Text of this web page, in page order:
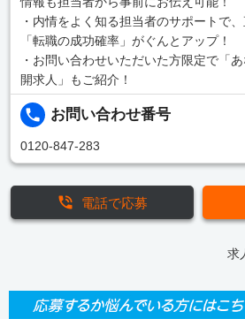
・内情をよく知る担当者のサポートで
「転職の成功確率」がぐんとアップ！
・お問い合わせいただいた方限定で「
開求人」もご紹介！
お問い合わせ番号
0120-847-283
電話で応募
求